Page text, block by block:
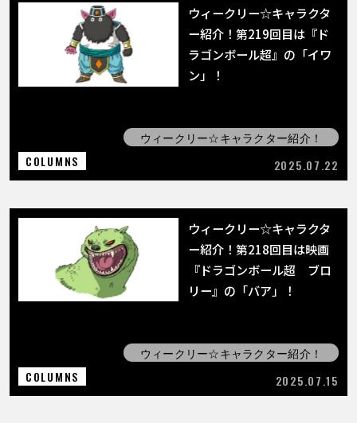
ウィークリー☆キャラクタ
ー紹介！第219回目は『ド
ラゴンボール超』の「イワ
ン」！
ウィークリー☆キャラクター紹介！
COLUMNS
2025.07.22
ウィークリー☆キャラクタ
ー紹介！第218回目は映画
『ドラゴンボール超 ブロ
リー』の「バア」！
ウィークリー☆キャラクター紹介！
COLUMNS
2025.07.15